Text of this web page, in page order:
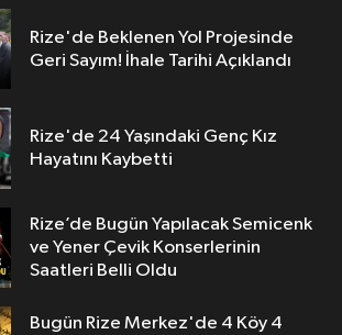
Rize'de Beklenen Yol Projesinde
Geri Sayım! İhale Tarihi Açıklandı
Rize'de 24 Yaşındaki Genç Kız
Hayatını Kaybetti
Rize’de Bugün Yapılacak Semicenk
ve Yener Çevik Konserlerinin
Saatleri Belli Oldu
Bugün Rize Merkez'de 4 Köy 4